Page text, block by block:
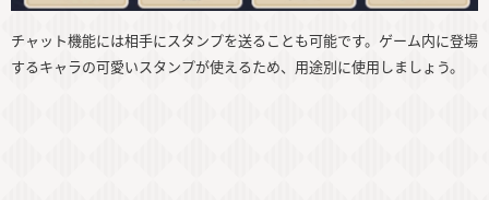
チャット機能には相手にスタンプを送ることも可能です。ゲーム内に登場
するキャラの可愛いスタンプが使えるため、用途別に使用しましょう。